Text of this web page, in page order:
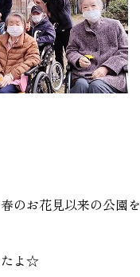
のお花見以来の公園を
たよ☆